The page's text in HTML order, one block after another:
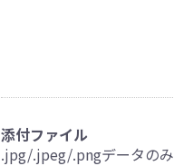
添付ファイル
.jpg/.jpeg/.pngデータのみ